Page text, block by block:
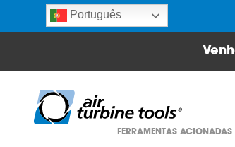
Português
FERRAMENTAS